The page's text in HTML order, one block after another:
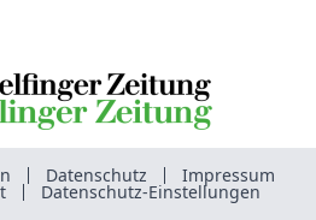
Datenschutz Impressum
Datenschutz-Einstellungen